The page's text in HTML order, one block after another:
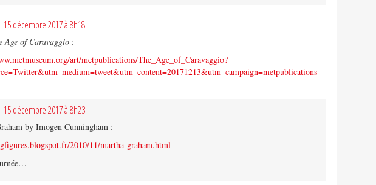
15 décembre 2017 à 8h18
Age of Caravaggio :
art/metpublications/The_Age_of_Caravaggio?
15 décembre 2017 à 8h23
by Imogen Cunningham :
2010/11/martha-graham.html